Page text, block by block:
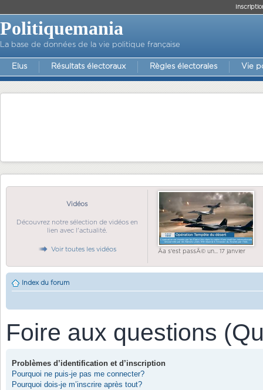
Politiquemania
La base de données de la vie politique française
Elus Résultats électoraux Règles électorales Vie
Vidéos
Découvrez notre sélection de vidéos en
lien avec l'actualité.
Voir toutes les vidéos Ãa s'est passÃ© un... 17 janvier
Index du forum
Foire aux questions
Problèmes d’identification et d’inscription
Pourquoi ne puis-je pas me connecter?
Pourquoi dois-je m’inscrire après tout?